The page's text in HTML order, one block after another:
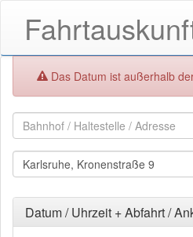
Fehler:
Das Datum ist außerhalb
Fahrtauskunft
Fahrtauskuft
Startpunkt
Zielpunkt
Datum / Uhrzeit + Abfahrt /